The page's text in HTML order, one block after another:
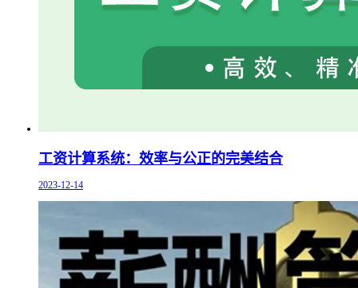
工资计算系统：效率与公正的完美结合
2023-12-14